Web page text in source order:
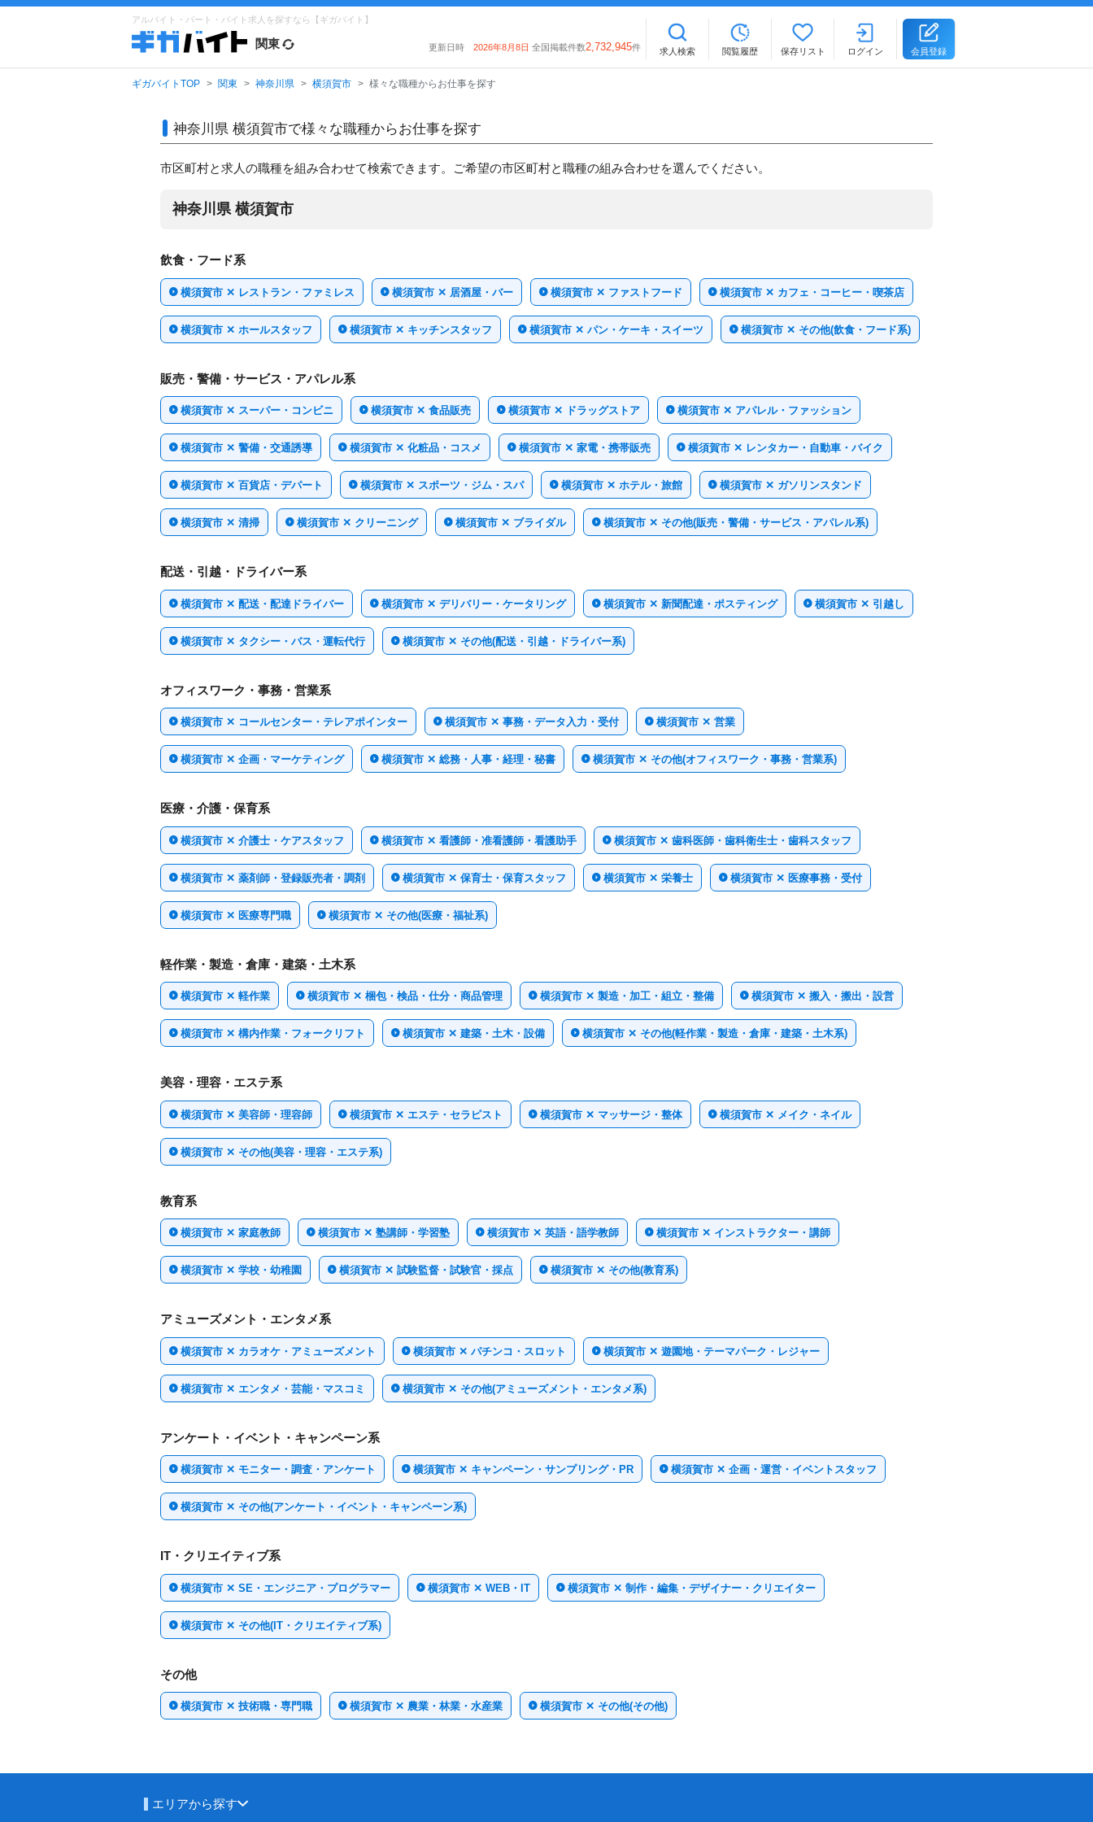
アルバイト・パート・バイト求人を探すなら【ギガバイト】
関東 更新日時 2026年8月8日 全国掲載件数2,732,945件 求人検索 閲覧履歴 保存リスト ログイン 会員登録
ギガバイトTOP 関東 神奈川県 横須賀市 様々な職種からお仕事を探す
神奈川県 横須賀市で様々な職種からお仕事を探す
市区町村と求人の職種を組み合わせて検索できます。ご希望の市区町村と職種の組み合わせを選んでください。
神奈川県 横須賀市
飲食・フード系
横須賀市 ✕ レストラン・ファミレス 横須賀市 ✕ 居酒屋・バー 横須賀市 ✕ ファストフード 横須賀市 ✕ カフェ・コーヒー・喫茶店
横須賀市 ✕ ホールスタッフ 横須賀市 ✕ キッチンスタッフ 横須賀市 ✕ パン・ケーキ・スイーツ 横須賀市 ✕ その他(飲食・フード系)
販売・警備・サービス・アパレル系
横須賀市 ✕ スーパー・コンビニ 横須賀市 ✕ 食品販売 横須賀市 ✕ ドラッグストア 横須賀市 ✕ アパレル・ファッション
横須賀市 ✕ 警備・交通誘導 横須賀市 ✕ 化粧品・コスメ 横須賀市 ✕ 家電・携帯販売 横須賀市 ✕ レンタカー・自動車・バイク
横須賀市 ✕ 百貨店・デパート 横須賀市 ✕ スポーツ・ジム・スパ 横須賀市 ✕ ホテル・旅館 横須賀市 ✕ ガソリンスタンド
横須賀市 ✕ 清掃 横須賀市 ✕ クリーニング 横須賀市 ✕ ブライダル 横須賀市 ✕ その他(販売・警備・サービス・アパレル系)
配送・引越・ドライバー系
横須賀市 ✕ 配送・配達ドライバー 横須賀市 ✕ デリバリー・ケータリング 横須賀市 ✕ 新聞配達・ポスティング 横須賀市 ✕ 引越し
横須賀市 ✕ タクシー・バス・運転代行 横須賀市 ✕ その他(配送・引越・ドライバー系)
オフィスワーク・事務・営業系
横須賀市 ✕ コールセンター・テレアポインター 横須賀市 ✕ 事務・データ入力・受付 横須賀市 ✕ 営業
横須賀市 ✕ 企画・マーケティング 横須賀市 ✕ 総務・人事・経理・秘書 横須賀市 ✕ その他(オフィスワーク・事務・営業系)
医療・介護・保育系
横須賀市 ✕ 介護士・ケアスタッフ 横須賀市 ✕ 看護師・准看護師・看護助手 横須賀市 ✕ 歯科医師・歯科衛生士・歯科スタッフ
横須賀市 ✕ 薬剤師・登録販売者・調剤 横須賀市 ✕ 保育士・保育スタッフ 横須賀市 ✕ 栄養士 横須賀市 ✕ 医療事務・受付
横須賀市 ✕ 医療専門職 横須賀市 ✕ その他(医療・福祉系)
軽作業・製造・倉庫・建築・土木系
横須賀市 ✕ 軽作業 横須賀市 ✕ 梱包・検品・仕分・商品管理 横須賀市 ✕ 製造・加工・組立・整備 横須賀市 ✕ 搬入・搬出・設営
横須賀市 ✕ 構内作業・フォークリフト 横須賀市 ✕ 建築・土木・設備 横須賀市 ✕ その他(軽作業・製造・倉庫・建築・土木系)
美容・理容・エステ系
横須賀市 ✕ 美容師・理容師 横須賀市 ✕ エステ・セラピスト 横須賀市 ✕ マッサージ・整体 横須賀市 ✕ メイク・ネイル
横須賀市 ✕ その他(美容・理容・エステ系)
教育系
横須賀市 ✕ 家庭教師 横須賀市 ✕ 塾講師・学習塾 横須賀市 ✕ 英語・語学教師 横須賀市 ✕ インストラクター・講師
横須賀市 ✕ 学校・幼稚園 横須賀市 ✕ 試験監督・試験官・採点 横須賀市 ✕ その他(教育系)
アミューズメント・エンタメ系
横須賀市 ✕ カラオケ・アミューズメント 横須賀市 ✕ パチンコ・スロット 横須賀市 ✕ 遊園地・テーマパーク・レジャー
横須賀市 ✕ エンタメ・芸能・マスコミ 横須賀市 ✕ その他(アミューズメント・エンタメ系)
アンケート・イベント・キャンペーン系
横須賀市 ✕ モニター・調査・アンケート 横須賀市 ✕ キャンペーン・サンプリング・PR 横須賀市 ✕ 企画・運営・イベントスタッフ
横須賀市 ✕ その他(アンケート・イベント・キャンペーン系)
IT・クリエイティブ系
横須賀市 ✕ SE・エンジニア・プログラマー 横須賀市 ✕ WEB・IT 横須賀市 ✕ 制作・編集・デザイナー・クリエイター
横須賀市 ✕ その他(IT・クリエイティブ系)
その他
横須賀市 ✕ 技術職・専門職 横須賀市 ✕ 農業・林業・水産業 横須賀市 ✕ その他(その他)
エリアから探す